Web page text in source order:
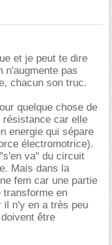
et je peut te dire
n'augmente pas
chacun son truc.
quelque chose de
résistance car elle
energie qui sépare
électromotrice).
va" du circuit
Mais dans la
fem car une partie
transforme en
il n'y en a très peu
être